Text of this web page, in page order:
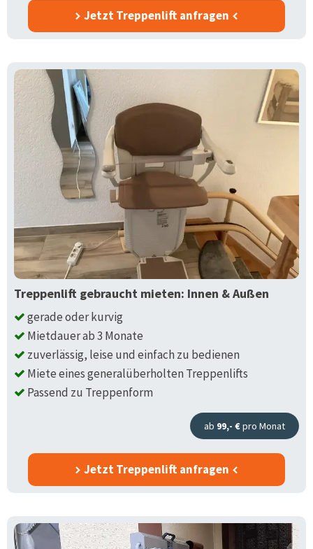
Jetzt Treppenlift anfragen
Treppenlift gebraucht mieten: Innen & Außen
gerade oder kurvig
Mietdauer ab 3 Monate
zuverlässig, leise und einfach zu bedienen
Miete eines generalüberholten Treppenlifts
Passend zu Treppenform
ab 99,- €pro Monat
Jetzt Treppenlift anfragen